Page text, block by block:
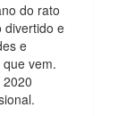
do rato
divertido e
e
vem.